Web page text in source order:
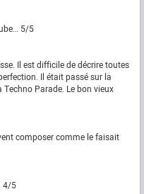
5/5
Il est difficile de décrire toutes
Il était passé sur la
Parade. Le bon vieux
composer comme le faisait
4/5